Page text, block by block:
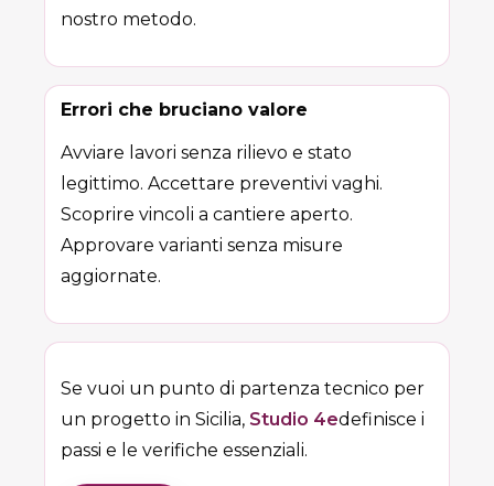
nostro metodo.
Errori che bruciano valore
Avviare lavori senza rilievo e stato
legittimo. Accettare preventivi vaghi.
Scoprire vincoli a cantiere aperto.
Approvare varianti senza misure
aggiornate.
Se vuoi un punto di partenza tecnico per
un progetto in Sicilia, Studio 4edefinisce i
passi e le verifiche essenziali.